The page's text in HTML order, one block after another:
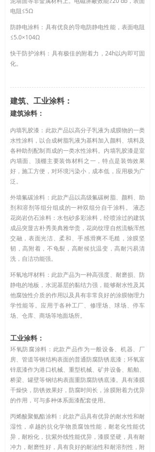
建筑、工业涂料：
建筑涂料：
内墙乳胶漆：此款产品以高分子乳液为成膜物的一类
水性涂料，以合成树脂乳液为基料加入颜料、填料及
各种助剂配制而成的一类水性涂料。内墙乳胶漆是室
内墙面、顶棚主要装饰材料之一，特点是装饰效果
好，施工方便，对环境污染小，成本低，应用极为广
泛。
外墙氟碳涂料：此款产品以高级氟碳树脂、颜料、助
剂和溶剂等组分组成的一种双组分自干涂料。 液态
花岗岩仿石涂料：水包砂多彩涂料，经喷涂过的建筑
成品突显古朴秀美典雅华贵，花岗纹理自然流畅浑然
交融，表面光洁、柔和、手感滑爽不毛糙，涂膜坚
韧，高附着，不龟裂，高耐候抗温变，高耐污易清
洗，自洁功能强。
环氧地坪材料：此款产品为一种高强度、耐磨损、防
静电的地板，水泥基层的黏结力强，能够耐水性及其
他腐蚀性介质的作用以及具有非常良好的涂膜物理力
学性能等。应用于各种工厂、修理场、球场、停车
场、仓库、商场等地面场所。
工业涂料：
环氧防腐涂料：此款产品作为一般设备、机器、厂
房、管道等钢结构表面的普通防腐防锈底漆；环氧富
锌底漆作为港口机械、重型机械、矿井设备、船舶、
桥梁、罐壁等钢结构表面重防腐防锈底漆。具有漆膜
干燥快，防锈效果好，防腐时间长，涂膜附着力优异
的作用，可与多种体系面漆配套使用。
丙烯酸聚氨酯涂料：此款产品具有优异的耐水性和耐
湿性，卓越的抗化学物质腐蚀性能，耐老化性能优
异，耐粉化，抗紫外线性能优异，漆膜坚硬，具有耐
冲力，耐磨性好，具有良好的耐油性和耐溶剂性，附
电阻≤5Ω
防静电涂料：具有优良的导电防静电性能，表面电阻
≤5.0×104Ω
快干防护涂料：具有极佳的附着力，24h以内即可固
化。